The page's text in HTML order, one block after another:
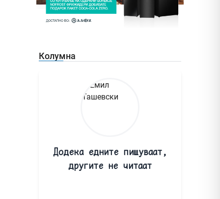
Колумна
Додека едните пишуваат,
другите не читаат